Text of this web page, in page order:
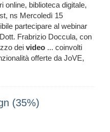
online, biblioteca digitale,
ns Mercoledì 15
partecipare al webinar
Frabrizio Doccula, con
dei video ... coinvolti
offerte da JoVE,
(35%)